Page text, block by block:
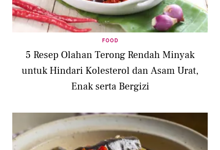
FOOD
5 Resep Olahan Terong Rendah Minyak
untuk Hindari Kolesterol dan Asam Urat,
Enak serta Bergizi